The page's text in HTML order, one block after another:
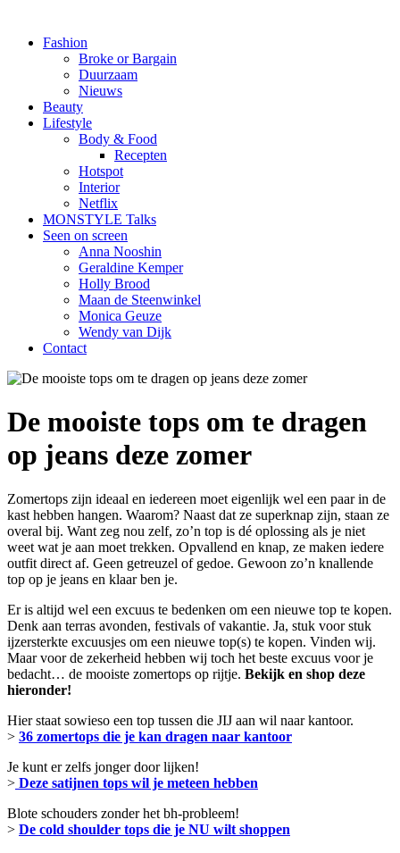
Fashion
Broke or Bargain
Duurzaam
Nieuws
Beauty
Lifestyle
Body & Food
Recepten
Hotspot
Interior
Netflix
MONSTYLE Talks
Seen on screen
Anna Nooshin
Geraldine Kemper
Holly Brood
Maan de Steenwinkel
Monica Geuze
Wendy van Dijk
Contact
De mooiste tops om te dragen
op jeans deze zomer
Zomertops zijn ideaal en iedereen moet eigenlijk wel een paar in de
kast hebben hangen. Waarom? Naast dat ze superknap zijn, staan ze
overal bij. Want zeg nou zelf, zo’n top is dé oplossing als je niet
weet wat je aan moet trekken. Opvallend en knap, ze maken iedere
outfit direct af. Geen getreuzel of gedoe. Gewoon zo’n knallende
top op je jeans en klaar ben je.
Er is altijd wel een excuus te bedenken om een nieuwe top te kopen.
Denk aan terras avonden, festivals of vakantie. Ja, stuk voor stuk
ijzersterkte excuusjes om een nieuwe top(s) te kopen. Vinden wij.
Maar voor de zekerheid hebben wij toch het beste excuus voor je
bedacht… de mooiste zomertops op rijtje. Bekijk en shop deze
hieronder!
Hier staat sowieso een top tussen die JIJ aan wil naar kantoor.
> 36 zomertops die je kan dragen naar kantoor
Je kunt er zelfs jonger door lijken!
> Deze satijnen tops wil je meteen hebben
Blote schouders zonder het bh-probleem!
> De cold shoulder tops die je NU wilt shoppen